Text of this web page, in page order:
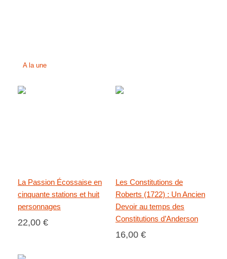
A la une
La Passion Écossaise en
cinquante stations et huit
personnages
22,00 €
Les Constitutions de
Roberts (1722) : Un Ancien
Devoir au temps des
Constitutions d’Anderson
16,00 €